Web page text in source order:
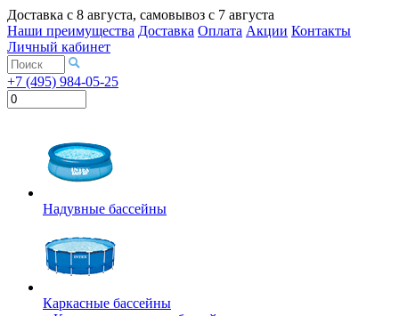
Доставка с 8 августа, самовывоз с 7 августа
Наши преимущества Доставка Оплата Акции Контакты
Личный кабинет
+7 (495) 984-05-25
Надувные бассейны
Каркасные бассейны